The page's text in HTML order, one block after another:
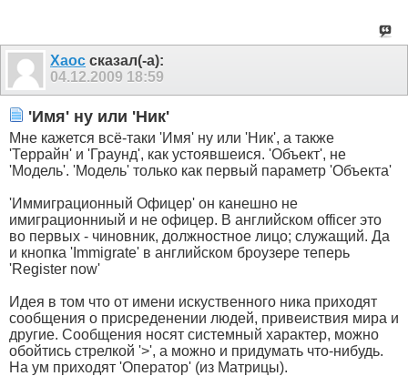
Xaoc сказал(-а):
04.12.2009 18:59
'Имя' ну или 'Ник'
Мне кажется всё-таки 'Имя' ну или 'Ник', а также
'Террайн' и 'Граунд', как устоявшеися. 'Объект', не
'Модель'. 'Модель' только как первый параметр 'Объекта'
'Иммиграционный Офицер' он канешно не
имиграционниый и не офицер. В английском officer это
во первых - чиновник, должностное лицо; служащий. Да
и кнопка 'Immigrate' в английском броузере теперь
'Register now'
Идея в том что от имени искуственного ника приходят
сообщения о присреденении людей, привеиствия мира и
другие. Сообщения носят системный характер, можно
обойтись стрелкой '>', а можно и придумать что-нибудь.
На ум приходят 'Оператор' (из Матрицы).